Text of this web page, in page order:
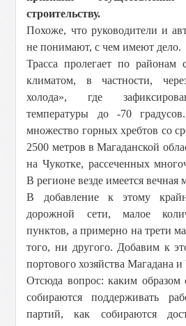
строительству.
Похоже, что руководители и
не понимают, с чем имеют дело.
Трасса пролегает по районам
климатом, в частности,
холода», где
температуры до -70
множество горных хребтов со
2500 метров в Магаданской
на Чукотке, рассеченных
В регионе везде имеется вечная
В добавление к этому
дорожной сети, малое
пунктов, а примерно на трети
того, ни другого. Добавим к
портового хозяйства Магадана и
Отсюда вопрос: каким образом
собираются поддерживать
партий, как собираются